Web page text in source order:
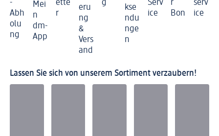
-
Abh
olu
ng
Mei
n
dm-
App
ette
r
eru
ng
&
Vers
and
g
kse
ndu
nge
n
Serv
ice
r
Bon
serv
ice
Lassen Sie sich von unserem Sortiment verzaubern!